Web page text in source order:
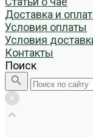
Доставка и
Условия оплаты
Условия
Контакты
Поиск